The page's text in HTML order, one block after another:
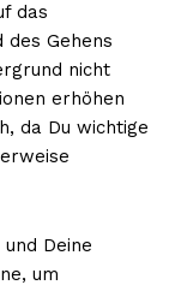
das
Gehens
nicht
erhöhen
da Du wichtige
Deine
um